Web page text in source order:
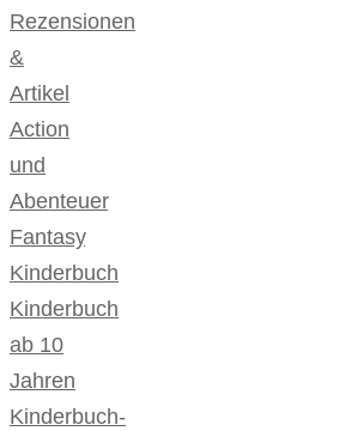
Rezensionen
&
Artikel
Action
und
Abenteuer,
Fantasy,
Kinderbuch
Kinderbuch
ab 10
Jahren
Kinderbuch-